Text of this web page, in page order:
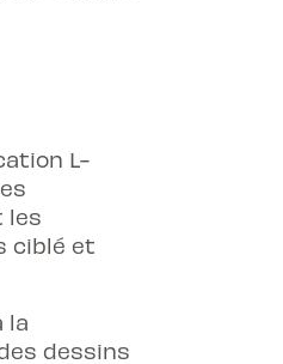
L-
les
ciblé et
la
dessins